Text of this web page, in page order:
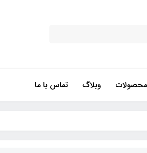
محصولات وبلاگ تماس با ما